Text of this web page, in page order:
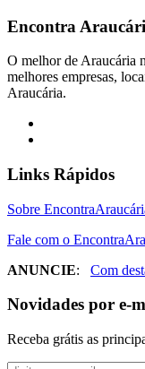
Encontra
O melhor de Araucária
melhores empresas,
Araucária.
Links Rápidos
Sobre
Fale com o
ANUNCIE: Com
Novidades por e-
Receba grátis as